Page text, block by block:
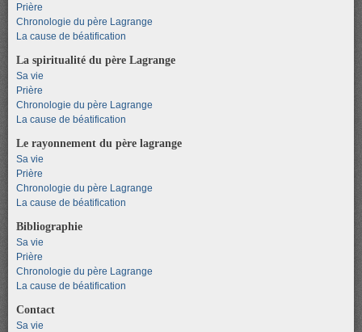
Prière
Chronologie du père Lagrange
La cause de béatification
La spiritualité du père Lagrange
Sa vie
Prière
Chronologie du père Lagrange
La cause de béatification
Le rayonnement du père lagrange
Sa vie
Prière
Chronologie du père Lagrange
La cause de béatification
Bibliographie
Sa vie
Prière
Chronologie du père Lagrange
La cause de béatification
Contact
Sa vie